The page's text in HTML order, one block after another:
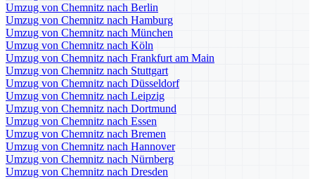
Umzug von Chemnitz nach Berlin
Umzug von Chemnitz nach Hamburg
Umzug von Chemnitz nach München
Umzug von Chemnitz nach Köln
Umzug von Chemnitz nach Frankfurt am Main
Umzug von Chemnitz nach Stuttgart
Umzug von Chemnitz nach Düsseldorf
Umzug von Chemnitz nach Leipzig
Umzug von Chemnitz nach Dortmund
Umzug von Chemnitz nach Essen
Umzug von Chemnitz nach Bremen
Umzug von Chemnitz nach Hannover
Umzug von Chemnitz nach Nürnberg
Umzug von Chemnitz nach Dresden